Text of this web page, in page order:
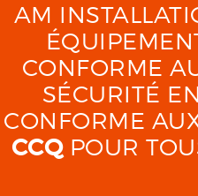
AM
CONFORME
SÉCURITÉ
CONFORME
CCQPOUR